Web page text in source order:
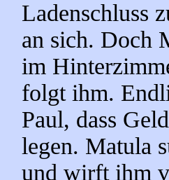
Ladenschluss
an sich. Doch
im
folgt ihm.
Paul, dass
legen. Matula
und wirft ihm